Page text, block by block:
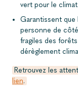
vert pour le climat.
Garantissent que
personne de
fragiles des
dérèglement
Retrouvez les
lien.